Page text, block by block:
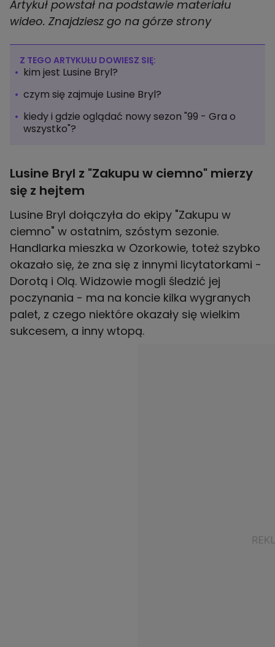
Artykuł powstał na podstawie materiału
wideo. Znajdziesz go na górze strony
Z TEGO ARTYKUŁU DOWIESZ SIĘ:
kim jest Lusine Bryl?
czym się zajmuje Lusine Bryl?
kiedy i gdzie oglądać nowy sezon "99 - Gra o
wszystko"?
Lusine Bryl z "Zakupu w ciemno" mierzy
się z hejtem
Lusine Bryl dołączyła do ekipy "Zakupu w
ciemno" w ostatnim, szóstym sezonie.
Handlarka mieszka w Ozorkowie, toteż szybko
okazało się, że zna się z innymi licytatorkami -
Dorotą i Olą. Widzowie mogli śledzić jej
poczynania - ma na koncie kilka wygranych
palet, z czego niektóre okazały się wielkim
sukcesem, a inny wtopą.